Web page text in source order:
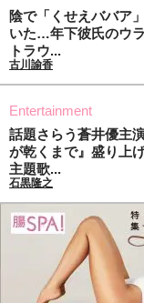
陰で「くせえババア
いた…年下彼氏のウ
トラウ...
古川諭香
Entertainment
話題さらう蒼井優主
が乾くまで』盛り上
主題歌...
石黒隆之